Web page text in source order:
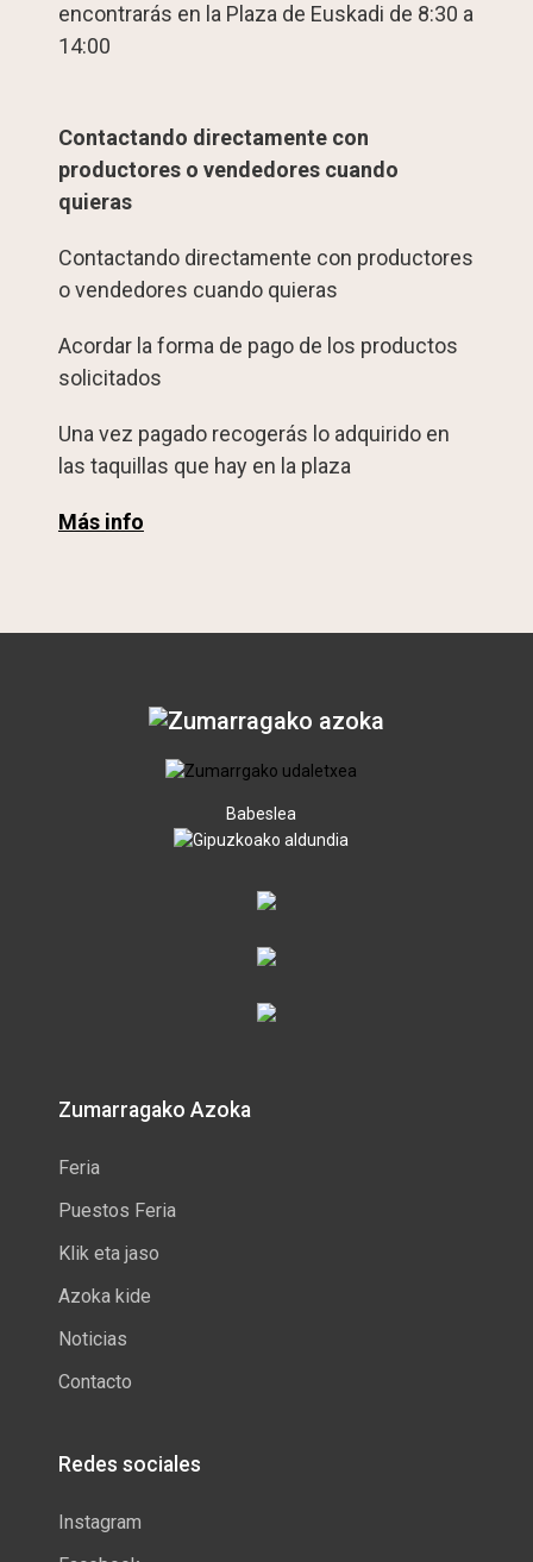
encontrarás en la Plaza de Euskadi de 8:30 a
14:00
Contactando directamente con
productores o vendedores cuando
quieras
Contactando directamente con productores
o vendedores cuando quieras
Acordar la forma de pago de los productos
solicitados
Una vez pagado recogerás lo adquirido en
las taquillas que hay en la plaza
Más info
Babeslea
Zumarragako Azoka
Feria
Puestos Feria
Klik eta jaso
Azoka kide
Noticias
Contacto
Redes sociales
Instagram